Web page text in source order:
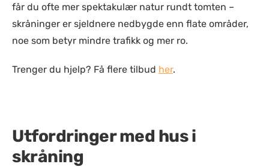
får du ofte mer spektakulær natur rundt tomten –
skråninger er sjeldnere nedbygde enn flate områder,
noe som betyr mindre trafikk og mer ro.
Trenger du hjelp? Få flere tilbud her.
Utfordringer med hus i
skråning